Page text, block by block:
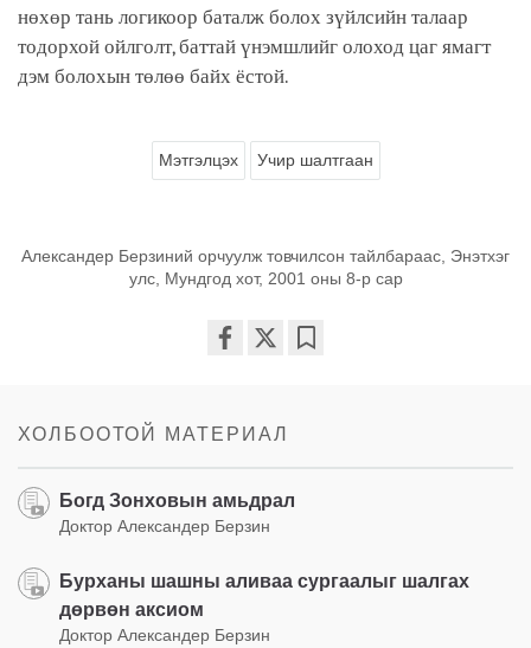
нөхөр тань логикоор баталж болох зүйлсийн талаар
тодорхой ойлголт, баттай үнэмшлийг олоход цаг ямагт
дэм болохын төлөө байх ёстой.
Мэтгэлцэх Учир шалтгаан
Александер Берзиний орчуулж товчилсон тайлбараас, Энэтхэг
улс, Мундгод хот, 2001 оны 8-р сар
ХОЛБООТОЙ МАТЕРИАЛ
Богд Зонховын амьдрал
Доктор Александер Берзин
Бурханы шашны аливаа сургаалыг шалгах
дөрвөн аксиом
Доктор Александер Берзин